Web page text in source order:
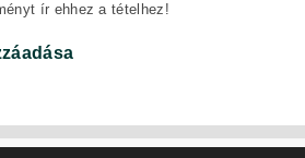
ír ehhez a tételhez!